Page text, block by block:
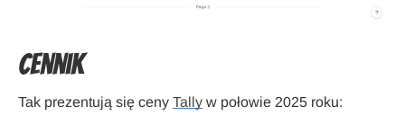
Cennik
Tak prezentują się ceny Tally w połowie 2025 roku: